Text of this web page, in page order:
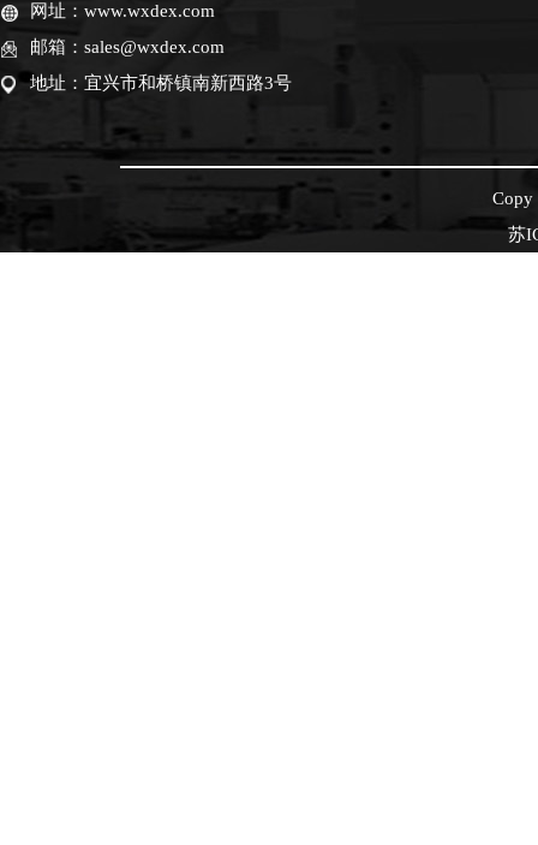
网址：www.wxdex.com
邮箱：sales@wxdex.com
地址：宜兴市和桥镇南新西路3号
Copy
苏